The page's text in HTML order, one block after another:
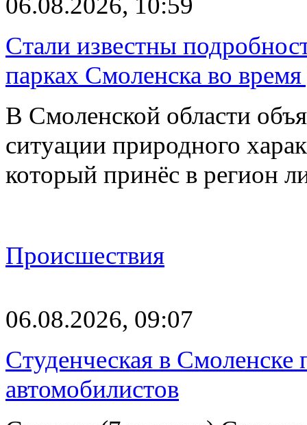
Стали известны
парках Смоленска во
В Смоленской области
ситуации природного
который принёс в регион
Происшествия
06.08.2026, 09:07
Студенческая в Смоленске
автомобилистов